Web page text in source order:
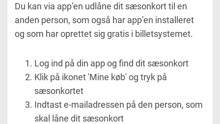
Du kan via app’en udlåne dit sæsonkort til en
anden person, som også har app’en installeret
og som har oprettet sig gratis i billetsystemet.
Log ind på din app og find dit sæsonkort
Klik på ikonet 'Mine køb' og tryk på
sæsonkortet
Indtast e-mailadressen på den person, som
skal låne dit sæsonkort